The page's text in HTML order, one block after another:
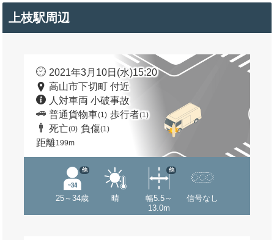
上枝駅周辺
2021年3月10日(水)15:20
高山市下切町 付近
人対車両 小破事故
普通貨物車(1) 歩行者(1)
死亡(0) 負傷(1)
距離199m
25～34歳
他
晴
幅5.5～
13.0m
他
信号なし